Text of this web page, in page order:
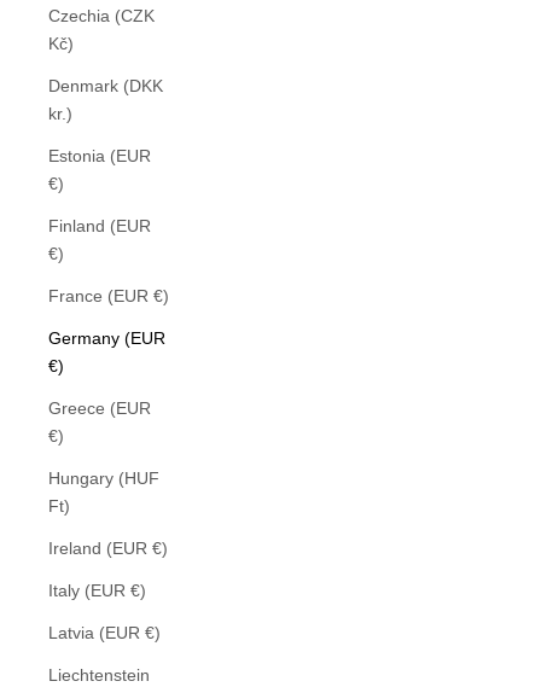
Czechia (CZK
Kč)
Denmark (DKK
kr.)
Estonia (EUR
€)
Finland (EUR
€)
France (EUR €)
Germany (EUR
€)
Greece (EUR
€)
Hungary (HUF
Ft)
Ireland (EUR €)
Italy (EUR €)
Latvia (EUR €)
Liechtenstein